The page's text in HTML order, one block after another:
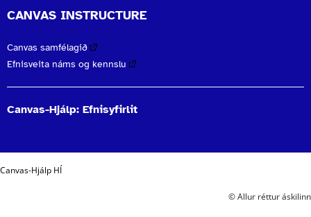
CANVAS INSTRUCTURE
Canvas samfélagið
Efnisveita náms og kennslu
Canvas-Hjálp: Efnisyfirlit
Canvas-Hjálp HÍ
© Allur réttur áskilinn